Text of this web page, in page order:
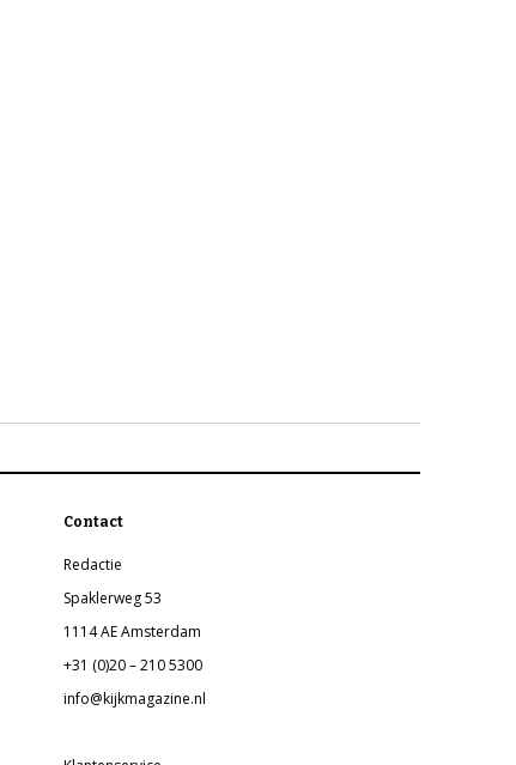
Contact
Redactie
Spaklerweg 53
1114 AE Amsterdam
+31 (0)20 – 210 5300
info@kijkmagazine.nl